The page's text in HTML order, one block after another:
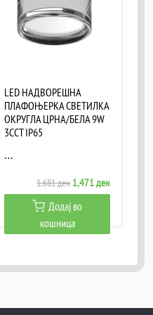
LED НАДВОРЕШНА
ПЛАФОЊЕРКА СВЕТИЛКА
ОКРУГЛА ЦРНА/БЕЛА 9W
3CCT IP65
…
1,681ден Original
price
was:
1,681 ден.
1,471денCurrent
price
1,471 ден.
Додај во
кошница